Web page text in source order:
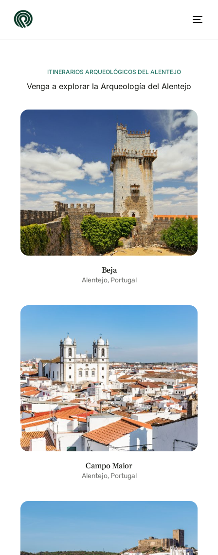
ITINERARIOS ARQUEOLÓGICOS DEL ALENTEJO
Venga a explorar la Arqueología del Alentejo
Beja
Alentejo, Portugal
Campo Maior
Alentejo, Portugal